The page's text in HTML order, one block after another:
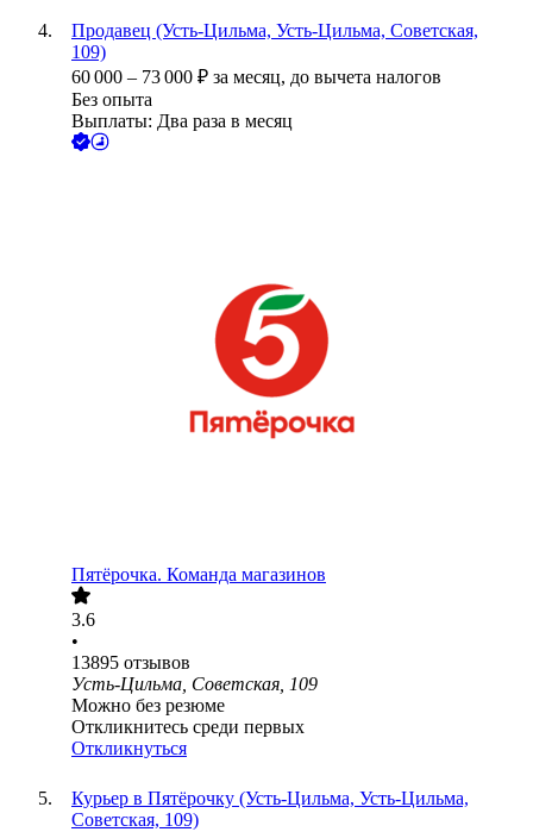
Продавец (Усть-Цильма, Усть-Цильма, Советская,
109)
60 000 – 73 000 ₽ за месяц, до вычета налогов
Без опыта
Выплаты: Два раза в месяц
Пятёрочка. Команда магазинов
3.6
•
13895 отзывов
Усть-Цильма, Советская, 109
Можно без резюме
Откликнитесь среди первых
Откликнуться
Курьер в Пятёрочку (Усть-Цильма, Усть-Цильма,
Советская, 109)